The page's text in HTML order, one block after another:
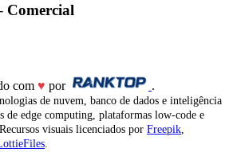
Comercial
com ♥ por .
de nuvem, banco de dados e inteligência
edge computing, plataformas low-code e
visuais licenciados por Freepik,
.